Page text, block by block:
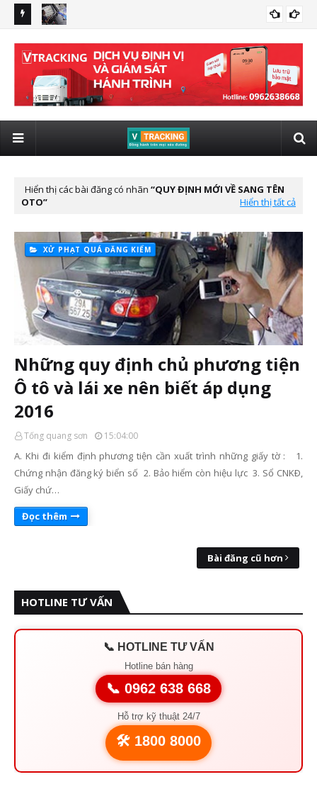
hình ảnh từ 01/01/2025
LẮP ĐỊNH VỊ VIETTEL CHO XE ĐẦU KÉO
Hiển thị các bài đăng có nhãn
QUY ĐỊNH MỚI VỀ SANG TÊN
OTO
Hiển thị tất cả
XỬ PHẠT QUÁ ĐĂNG KIỂM
Những quy định chủ phương tiện
Ô tô và lái xe nên biết áp dụng
2016
Tống quang sơn 15:04:00
A. Khi đi kiểm định phương tiện cần xuất trình những giấy tờ : 1.
Chứng nhận đăng ký biển số 2. Bảo hiểm còn hiệu lực 3. Sổ CNKÐ,
Giấy chứ…
Đọc thêm
Bài đăng cũ hơn
HOTLINE TƯ VẤN
📞 HOTLINE TƯ VẤN
Hotline bán hàng
📞 0962 638 668
Hỗ trợ kỹ thuật 24/7
🛠️ 1800 8000